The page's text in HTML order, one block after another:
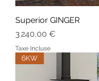
Superior GINGER
Prix
3 240,00 €
Taxe Incluse
6KW